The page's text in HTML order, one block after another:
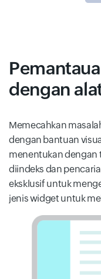
dengan
Memecahkan
dengan bantuan
menentukan dengan
diindeks dan
eksklusif untuk
jenis widget untuk